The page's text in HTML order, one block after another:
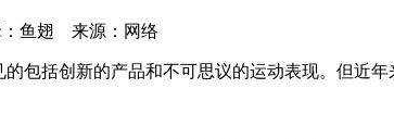
：鱼翅 来源：网络
包括创新的产品和不可思议的运动表现。但近